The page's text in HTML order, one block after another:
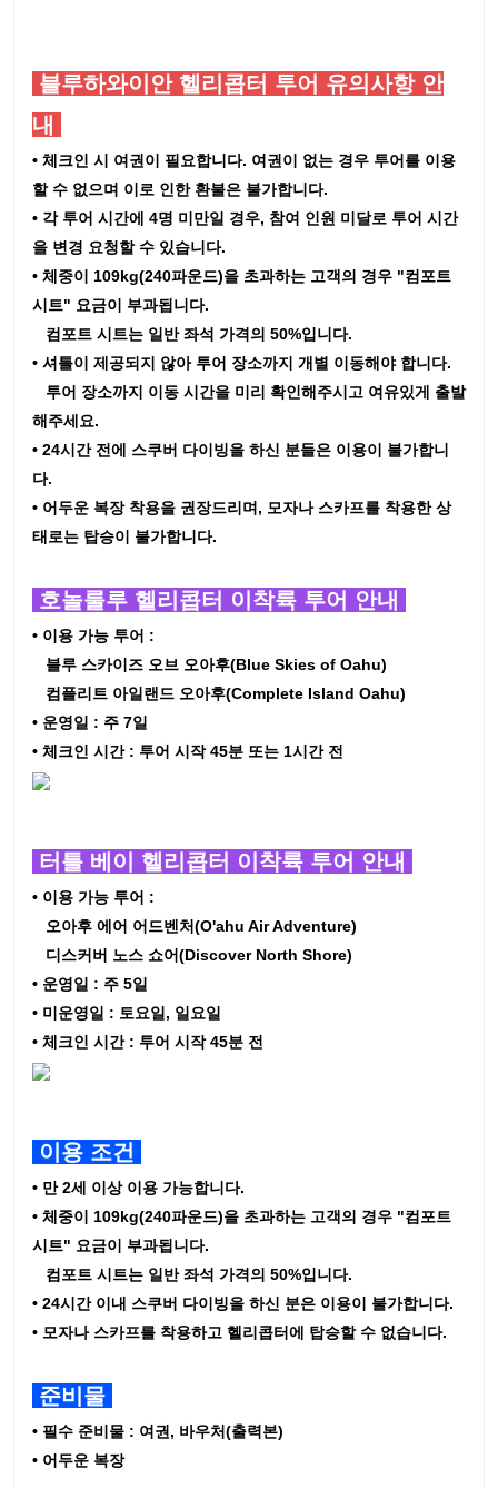
블루하와이안 헬리콥터 투어 유의사항 안
내
• 체크인 시 여권이 필요합니다. 여권이 없는 경우 투어를 이용
할 수 없으며 이로 인한 환불은 불가합니다.
• 각 투어 시간에 4명 미만일 경우, 참여 인원 미달로 투어 시간
을 변경 요청할 수 있습니다.
• 체중이 109kg(240파운드)을 초과하는 고객의 경우 "컴포트
시트" 요금이 부과됩니다.
컴포트 시트는 일반 좌석 가격의 50%입니다.
• 셔틀이 제공되지 않아 투어 장소까지 개별 이동해야 합니다.
투어 장소까지 이동 시간을 미리 확인해주시고 여유있게 출발
해주세요.
• 24시간 전에 스쿠버 다이빙을 하신 분들은 이용이 불가합니
다.
• 어두운 복장 착용을 권장드리며, 모자나 스카프를 착용한 상
태로는 탑승이 불가합니다.
호놀룰루 헬리콥터 이착륙 투어 안내
• 이용 가능 투어 :
블루 스카이즈 오브 오아후(Blue Skies of Oahu)
컴플리트 아일랜드 오아후(Complete Island Oahu)
• 운영일 : 주 7일
• 체크인 시간 : 투어 시작 45분 또는 1시간 전
터틀 베이 헬리콥터 이착륙 투어 안내
• 이용 가능 투어 :
오아후 에어 어드벤처(O'ahu Air Adventure)
디스커버 노스 쇼어(Discover North Shore)
• 운영일 : 주 5일
• 미운영일 : 토요일, 일요일
• 체크인 시간 : 투어 시작 45분 전
이용 조건
• 만 2세 이상 이용 가능합니다.
• 체중이 109kg(240파운드)을 초과하는 고객의 경우 "컴포트
시트" 요금이 부과됩니다.
컴포트 시트는 일반 좌석 가격의 50%입니다.
• 24시간 이내 스쿠버 다이빙을 하신 분은 이용이 불가합니다.
• 모자나 스카프를 착용하고 헬리콥터에 탑승할 수 없습니다.
준비물
• 필수 준비물 : 여권, 바우처(출력본)
• 어두운 복장